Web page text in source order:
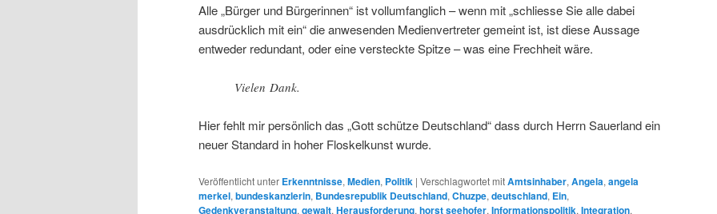
Alle „Bürger und Bürgerinnen“ ist vollumfanglich – wenn mit „schliesse Sie alle dabei
ausdrücklich mit ein“ die anwesenden Medienvertreter gemeint ist, ist diese Aussage
entweder redundant, oder eine versteckte Spitze – was eine Frechheit wäre.
Vielen Dank.
Hier fehlt mir persönlich das „Gott schütze Deutschland“ dass durch Herrn Sauerland ein
neuer Standard in hoher Floskelkunst wurde.
Veröffentlicht unter Erkenntnisse, Medien, Politik | Verschlagwortet mitAmtsinhaber, Angela, angela
merkel, bundeskanzlerin, Bundesrepublik Deutschland, Chuzpe, deutschland, Ein,
Gedenkveranstaltung, gewalt, Herausforderung, horst seehofer, Informationspolitik, Integration,